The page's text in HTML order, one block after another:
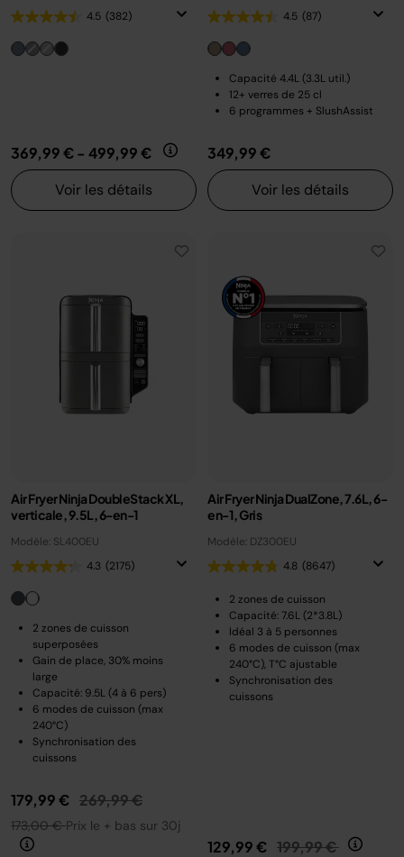
4.5 (382)
369,99 €- 499,99 €
Voir les détails
4.5 (87)
Capacité 4.4L (3.3L util.)
12+ verres de 25 cl
6 programmes + SlushAssist
349,99 €
Voir les détails
Air Fryer Ninja DoubleStack XL,
verticale, 9.5L, 6-en-1
Modèle: SL400EU
4.3 (2175)
2 zones de cuisson
superposées
Gain de place, 30% moins
large
Capacité: 9.5L (4 à 6 pers)
6 modes de cuisson (max
240°C)
Synchronisation des
cuissons
179,99 € Prix réduit de
269,99 €au
173,00 €Prix le + bas sur 30j
Air Fryer Ninja DualZone, 7.6L, 6-
en-1, Gris
Modèle: DZ300EU
4.8 (8647)
2 zones de cuisson
Capacité: 7.6L (2*3.8L)
Idéal 3 à 5 personnes
6 modes de cuisson (max
240°C), T°C ajustable
Synchronisation des
cuissons
129,99 € Prix réduit de
199,99 € au